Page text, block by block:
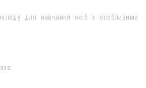
для навчання осіб з особливими